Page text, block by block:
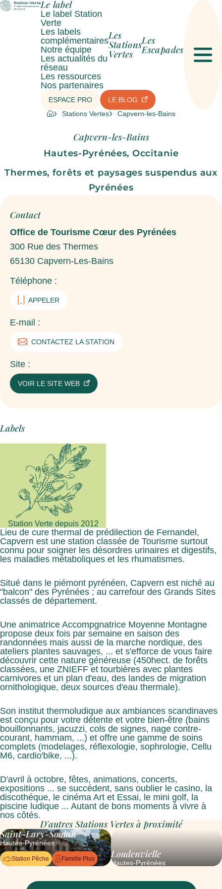
Le label
Le label Station
Verte
Les labels
complémentaires
Notre équipe
Les actualités du
réseau
Les ressources
Nos partenaires
Les
Stations
Vertes
Les
Escapades
ESPACE PRO LE BLOG
Stations Vertes Capvern-les-Bains
Capvern-les-Bains
Hautes-Pyrénées, Occitanie
Thermes, forêts et paysages suspendus aux
Pyrénées
Contact
Office de Tourisme Cœur des Pyrénées
300 Rue des Thermes
65130 Capvern-Les-Bains
Téléphone :
APPELER
E-mail :
CONTACTEZ LA STATION
Site :
VOIR LE SITE WEB
Labels
Station Verte depuis 2012
Lieu de cure thermal de prédilection de Fernandel,
Capvern est une station classée de Tourisme surtout
connu pour soigner les désordres urinaires et digestifs,
les maladies métaboliques et les rhumatismes.
Situé dans le piémont pyrénéen, Capvern est niché au
"balcon" des Pyrénées ; au carrefour des Grands Sites
classés de département.
Une animatrice Accompgnatrice Moyenne Montagne
propose deux fois par semaine en saison des
randonnées mais aussi de la marche nordique, des
ateliers plantes sauvages, ... et s'efforce de vous faire
découvrir cette nature généreuse (450hect. de forêts
classées, une ZNIEFF et tourbières avec plantes
carnivores et un plan d'eau, des landes de migration
ornithologique, deux sources d'eau thermale).
Son institut thermoludique aux ambiances scandinaves
est conçu pour votre détente et votre bien-être (bains
bouillonnants, jacuzzi, cols de signes, nage contre-
courant, hammam, ...) et offre une gamme de soins
complets (modelages, réflexologie, sophrologie, Cellu
M6, cardio'bike, ...).
D'avril à octobre, fêtes, animations, concerts,
expositions ... se succédent, sans oublier le casino, la
discothéque, le cinéma Art et Essai, le mini golf, la
piscine ludique ... Autant de bons moments à vivre à
nos côtés.
D'autres Stations Vertes à proximité
Saint-Lary-Soulan
Hautes-Pyrénées
Station Pêche Famille Plus Loudenvielle
Hautes-Pyrénées